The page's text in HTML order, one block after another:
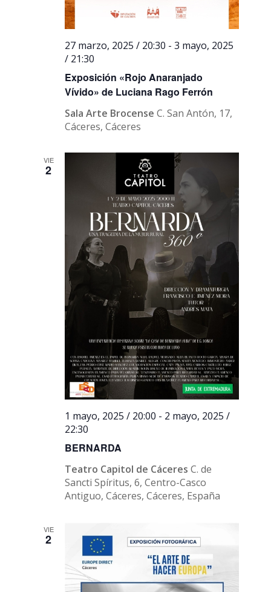
Exposición «Rojo Anaranjado
Vívido» de Luciana Rago Ferrón
27 marzo, 2025 / 20:30 -3 mayo, 2025
/ 21:30
Sala Arte BrocenseC. San Antón, 17,
Cáceres, Cáceres
VIE
2
BERNARDA
1 mayo, 2025 / 20:00 - 2 mayo, 2025 /
22:30
Teatro Capitol de CáceresC. de
Sancti Spíritus, 6, Centro-Casco
Antiguo, Cáceres, Cáceres, España
VIE
2